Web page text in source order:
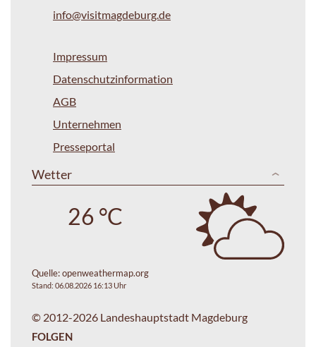
info@visitmagdeburg.de
Impressum
Datenschutzinformation
AGB
Unternehmen
Presseportal
Wetter
26 °C
Quelle:openweathermap.org
Stand: 06.08.2026 16:13 Uhr
© 2012-2026 Landeshauptstadt Magdeburg
FOLGEN